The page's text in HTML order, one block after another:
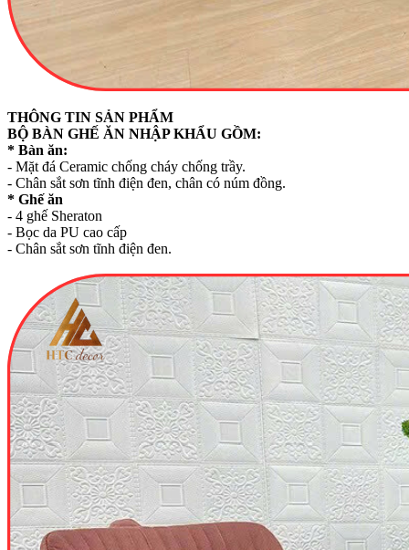
THÔNG TIN SẢN PHẨM
BỘ BÀN GHẾ ĂN NHẬP KHẨU GỒM:
* Bàn ăn:
- Mặt đá Ceramic chống cháy chống trầy.
- Chân sắt sơn tĩnh điện đen, chân có núm đồng.
* Ghế ăn
- 4 ghế Sheraton
- Bọc da PU cao cấp
- Chân sắt sơn tĩnh điện đen.